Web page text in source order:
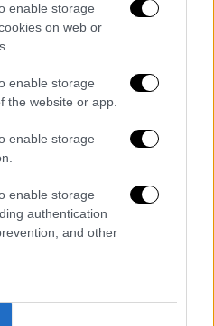
enable storage
on web or
enable storage
the website or app.
enable storage
enable storage
authentication
and other
07/08/2026